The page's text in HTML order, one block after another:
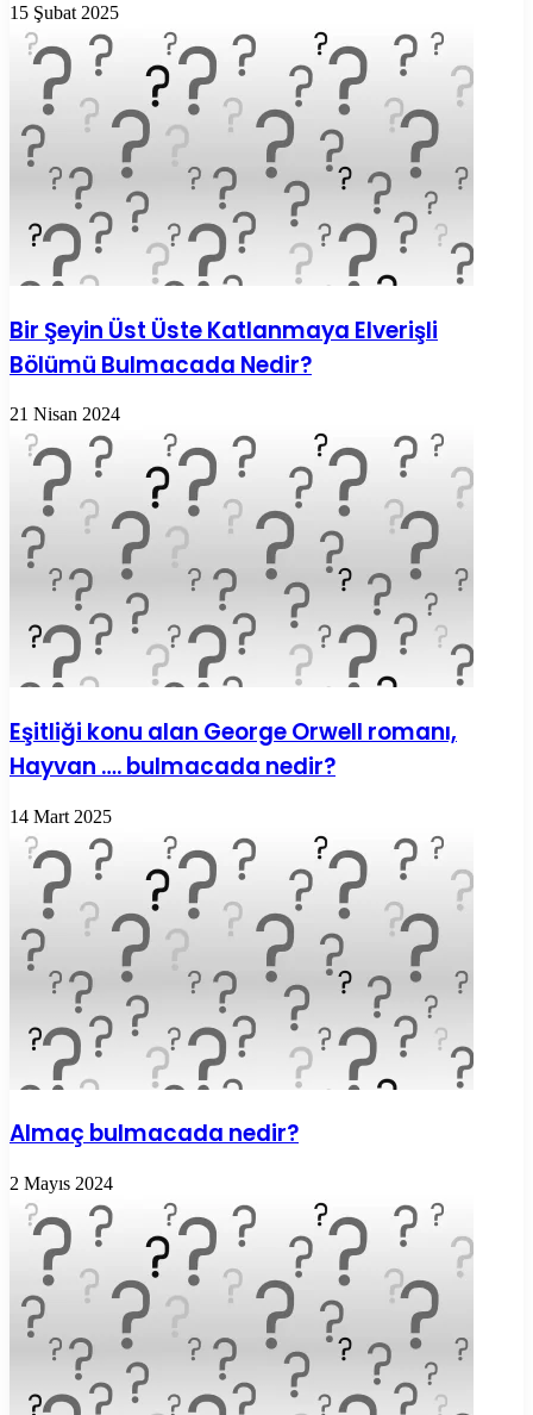
15 Şubat 2025
Bir Şeyin Üst Üste Katlanmaya Elverişli
Bölümü Bulmacada Nedir?
21 Nisan 2024
Eşitliği konu alan George Orwell romanı,
Hayvan …. bulmacada nedir?
14 Mart 2025
Almaç bulmacada nedir?
2 Mayıs 2024